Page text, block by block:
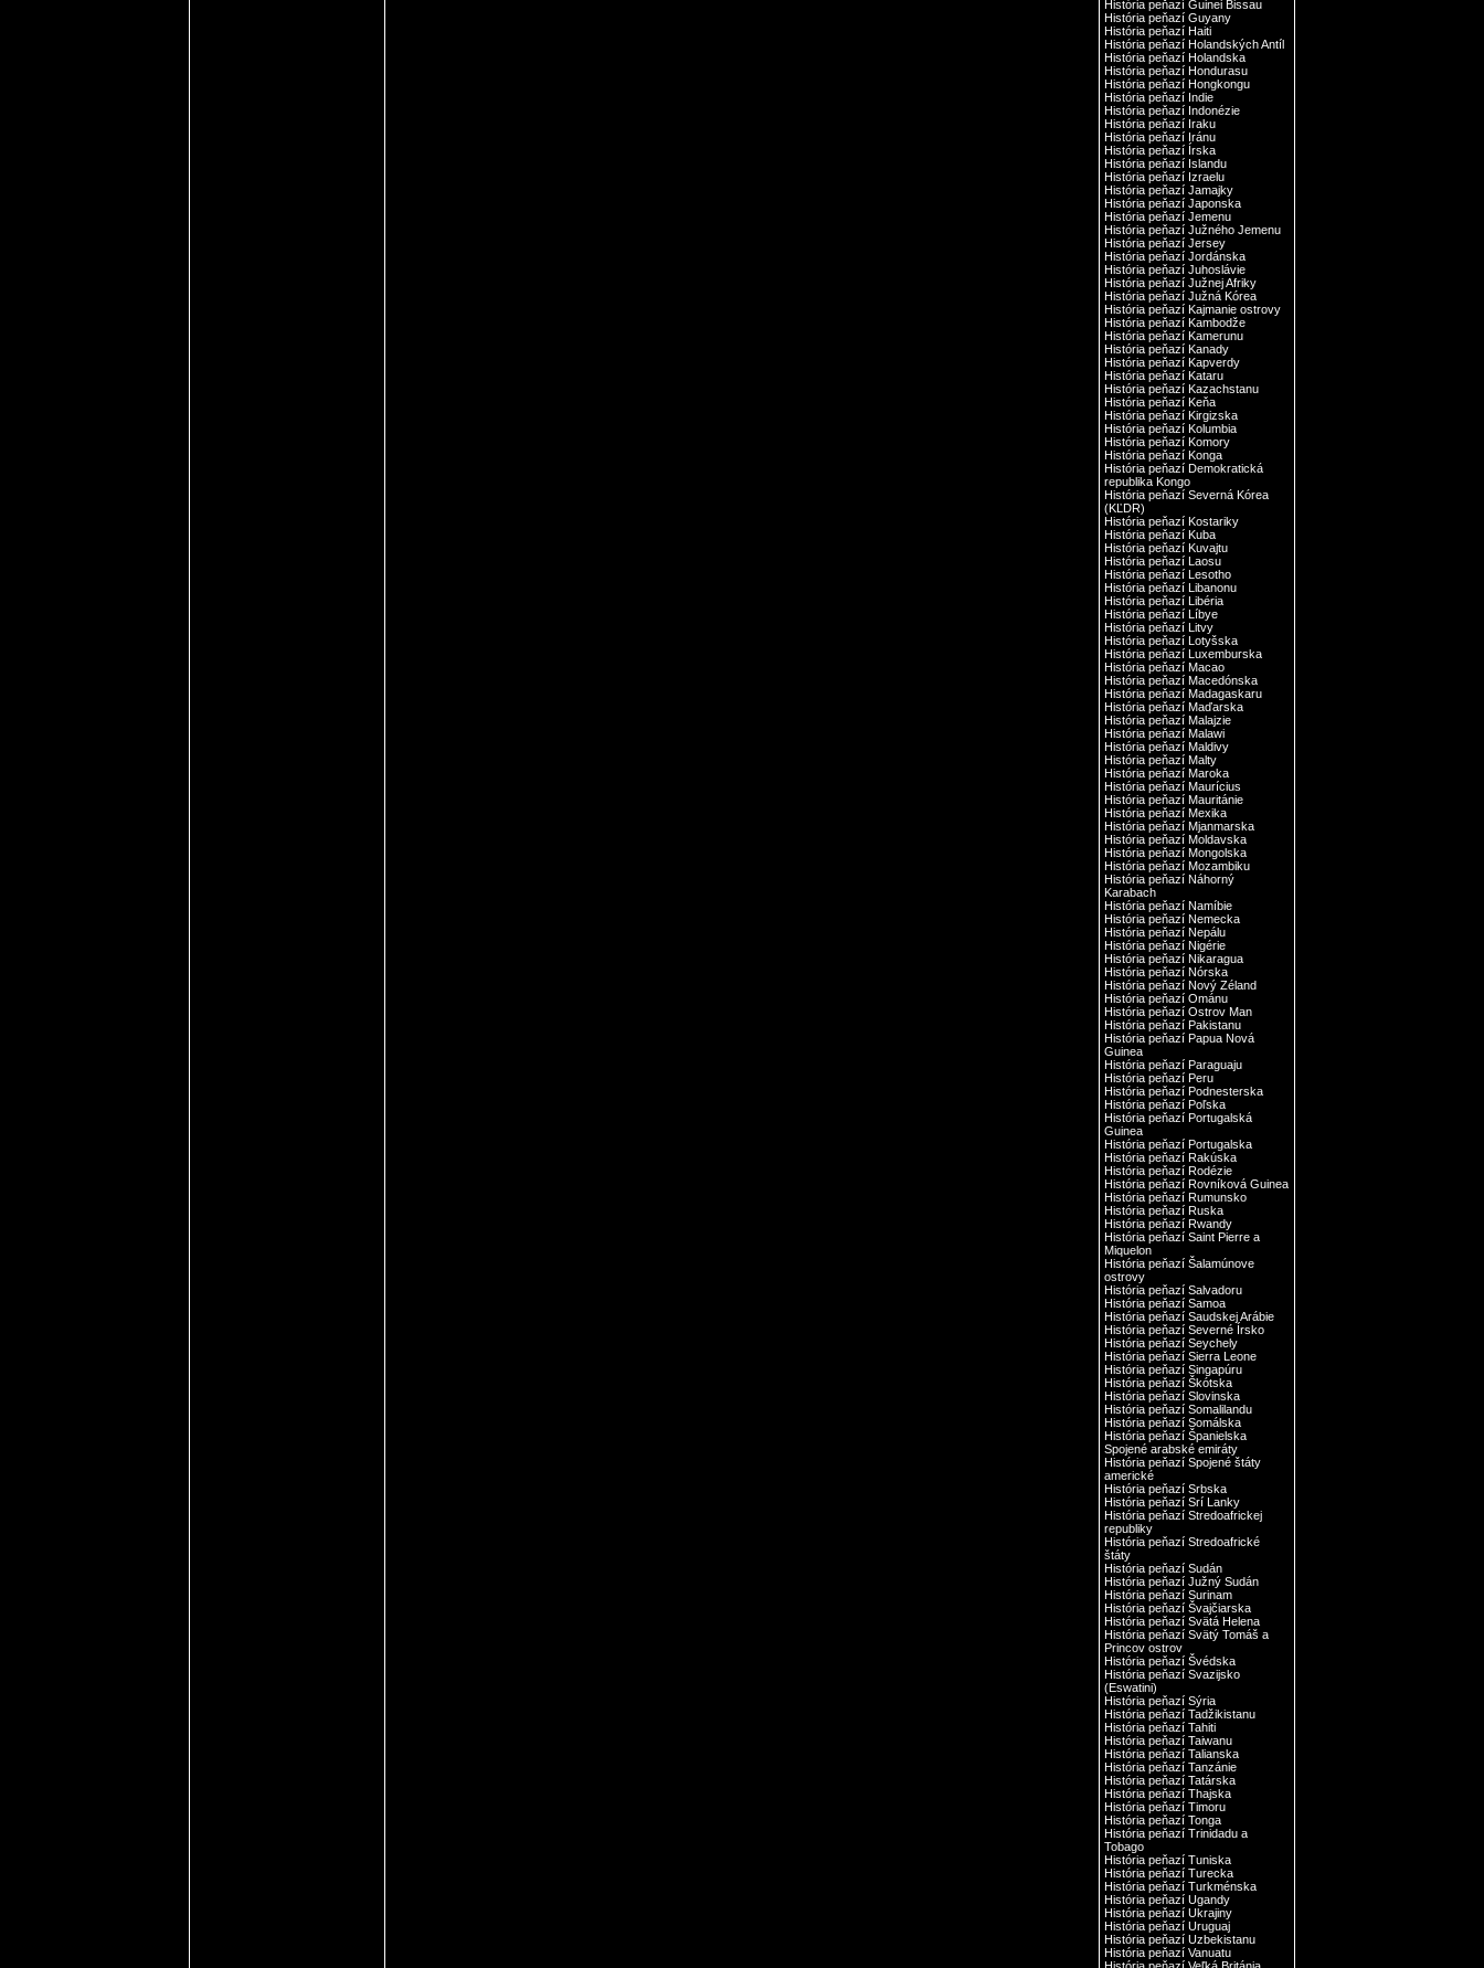
História peňazí Guinei Bissau
História peňazí Guyany
História peňazí Haiti
História peňazí Holandských Antíl
História peňazí Holandska
História peňazí Hondurasu
História peňazí Hongkongu
História peňazí Indie
História peňazí Indonézie
História peňazí Iraku
História peňazí Iránu
História peňazí Írska
História peňazí Islandu
História peňazí Izraelu
História peňazí Jamajky
História peňazí Japonska
História peňazí Jemenu
História peňazí Južného Jemenu
História peňazí Jersey
História peňazí Jordánska
História peňazí Juhoslávie
História peňazí Južnej Afriky
História peňazí Južná Kórea
História peňazí Kajmanie ostrovy
História peňazí Kambodže
História peňazí Kamerunu
História peňazí Kanady
História peňazí Kapverdy
História peňazí Kataru
História peňazí Kazachstanu
História peňazí Keňa
História peňazí Kirgizska
História peňazí Kolumbia
História peňazí Komory
História peňazí Konga
História peňazí Demokratická
republika Kongo
História peňazí Severná Kórea
(KĽDR)
História peňazí Kostariky
História peňazí Kuba
História peňazí Kuvajtu
História peňazí Laosu
História peňazí Lesotho
História peňazí Libanonu
História peňazí Libéria
História peňazí Líbye
História peňazí Litvy
História peňazí Lotyšska
História peňazí Luxemburska
História peňazí Macao
História peňazí Macedónska
História peňazí Madagaskaru
História peňazí Maďarska
História peňazí Malajzie
História peňazí Malawi
História peňazí Maldivy
História peňazí Malty
História peňazí Maroka
História peňazí Maurícius
História peňazí Mauritánie
História peňazí Mexika
História peňazí Mjanmarska
História peňazí Moldavska
História peňazí Mongolska
História peňazí Mozambiku
História peňazí Náhorný
Karabach
História peňazí Namíbie
História peňazí Nemecka
História peňazí Nepálu
História peňazí Nigérie
História peňazí Nikaragua
História peňazí Nórska
História peňazí Nový Zéland
História peňazí Ománu
História peňazí Ostrov Man
História peňazí Pakistanu
História peňazí Papua Nová
Guinea
História peňazí Paraguaju
História peňazí Peru
História peňazí Podnesterska
História peňazí Poľska
História peňazí Portugalská
Guinea
História peňazí Portugalska
História peňazí Rakúska
História peňazí Rodézie
História peňazí Rovníková Guinea
História peňazí Rumunsko
História peňazí Ruska
História peňazí Rwandy
História peňazí Saint Pierre a
Miquelon
História peňazí Šalamúnove
ostrovy
História peňazí Salvadoru
História peňazí Samoa
História peňazí Saudskej Arábie
História peňazí Severné Írsko
História peňazí Seychely
História peňazí Sierra Leone
História peňazí Singapúru
História peňazí Škótska
História peňazí Slovinska
História peňazí Somalilandu
História peňazí Somálska
História peňazí Španielska
Spojené arabské emiráty
História peňazí Spojené štáty
americké
História peňazí Srbska
História peňazí Srí Lanky
História peňazí Stredoafrickej
republiky
História peňazí Stredoafrické
štáty
História peňazí Sudán
História peňazí Južný Sudán
História peňazí Surinam
História peňazí Švajčiarska
História peňazí Svätá Helena
História peňazí Svätý Tomáš a
Princov ostrov
História peňazí Švédska
História peňazí Svazijsko
(Eswatini)
História peňazí Sýria
História peňazí Tadžikistanu
História peňazí Tahiti
História peňazí Taiwanu
História peňazí Talianska
História peňazí Tanzánie
História peňazí Tatárska
História peňazí Thajska
História peňazí Timoru
História peňazí Tonga
História peňazí Trinidadu a
Tobago
História peňazí Tuniska
História peňazí Turecka
História peňazí Turkménska
História peňazí Ugandy
História peňazí Ukrajiny
História peňazí Uruguaj
História peňazí Uzbekistanu
História peňazí Vanuatu